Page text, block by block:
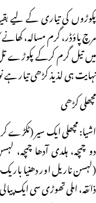
پکوڑوں کی تیاری کے لیے
مرچ پاؤڈر، گرم مسالہ، کھانے
میں تیل گرم کرکے پکوڑے
نہایت ہی لذیذ کڑھی تیار ہے
مچھلی کڑھی
اشیا: مچھلی ایک سیر (ٹکڑے
دو چمچہ، ہلدی آدھا چمچہ،
(لہسن ناریل اور دھنیا
ذائقہ، املی تھوڑی سی ایک